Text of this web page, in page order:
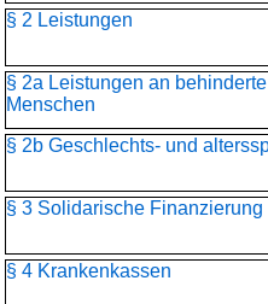
§ 2 Leistungen
§ 2a Leistungen an
Menschen
§ 2b Geschlechts- und
§ 3 Solidarische Finanzierung
§ 4 Krankenkassen